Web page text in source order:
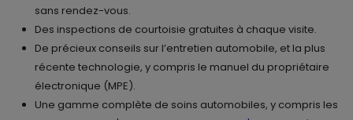
sans rendez-vous.
Des inspections de courtoisie gratuites à chaque visite.
De précieux conseils sur l’entretien automobile, et la plus
récente technologie, y compris le manuel du propriétaire
électronique (MPE).
Une gamme complète de soins automobiles, y compris les